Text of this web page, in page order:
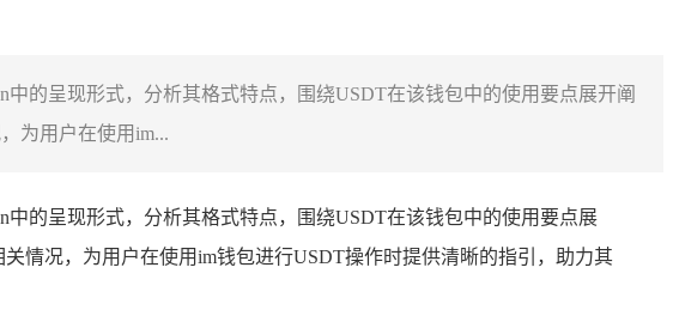
的呈现形式，分析其格式特点，围绕USDT在该钱包中的使用要点展开阐
为用户在使用im...
的呈现形式，分析其格式特点，围绕USDT在该钱包中的使用要点展
情况，为用户在使用im钱包进行USDT操作时提供清晰的指引，助力其